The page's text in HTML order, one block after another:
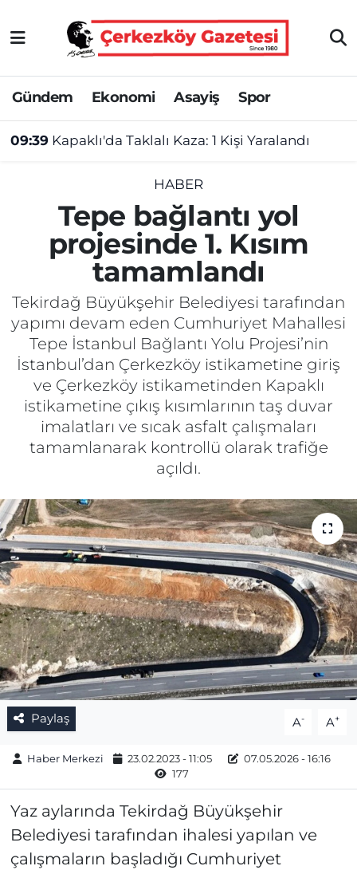
Gündem Ekonomi Asayiş Spor
09:39 Kapaklı'da Taklalı Kaza: 1 Kişi Yaralandı
HABER
Tepe bağlantı yol
projesinde 1. Kısım
tamamlandı
Tekirdağ Büyükşehir Belediyesi tarafından
yapımı devam eden Cumhuriyet Mahallesi
Tepe İstanbul Bağlantı Yolu Projesi’nin
İstanbul’dan Çerkezköy istikametine giriş
ve Çerkezköy istikametinden Kapaklı
istikametine çıkış kısımlarının taş duvar
imalatları ve sıcak asfalt çalışmaları
tamamlanarak kontrollü olarak trafiğe
açıldı.
Paylaş A- A+
Haber Merkezi 23.02.2023 - 11:05
07.05.2026 - 16:16
177
Yaz aylarında Tekirdağ Büyükşehir
Belediyesi tarafından ihalesi yapılan ve
çalışmaların başladığı Cumhuriyet
Asayiş
Ekonomi
Gündem
Kültür&Sanat
Manşet
SAĞLIK
Spor
Gizlilik Sözleşmesi
İletişim
Topluluk Kuralları
Yayın İlkeleri
Tekirdağ Nöbetçi Eczaneler
Tekirdağ Hava Durumu
Tekirdağ Namaz Vakitleri
Tekirdağ Trafik Yoğunluk Haritası
Süper Lig Puan Durumu ve Fikstür
Tüm Manşetler
Son Dakika Haberleri
Haber Arşivi